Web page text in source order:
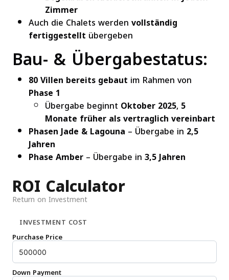
Zimmer
Auch die Chalets werdenvollständig
fertiggestellt übergeben
Bau- & Übergabestatus:
80 Villen bereits gebaut im Rahmen von
Phase 1
Übergabe beginnt Oktober 2025,5
Monate früher als vertraglich vereinbart
Phasen Jade & Lagouna – Übergabe in 2,5
Jahren
Phase Amber– Übergabe in3,5 Jahren
ROI Calculator
Return on Investment
INVESTMENT COST
Purchase Price
Down Payment